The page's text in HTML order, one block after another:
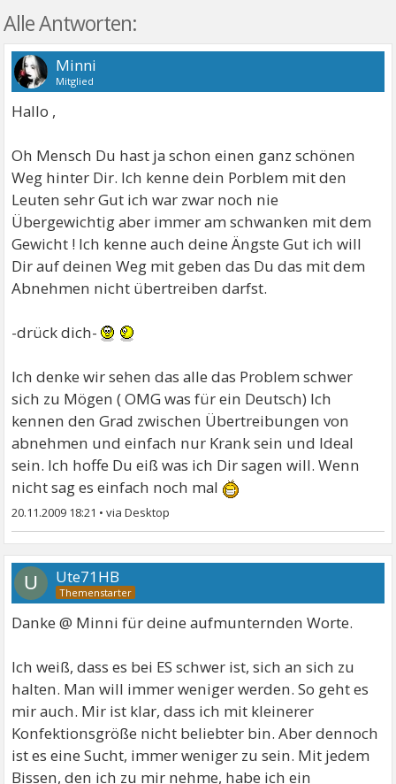
Alle Antworten:
Minni
Mitglied
Hallo ,
Oh Mensch Du hast ja schon einen ganz schönen
Weg hinter Dir. Ich kenne dein Porblem mit den
Leuten sehr Gut ich war zwar noch nie
Übergewichtig aber immer am schwanken mit dem
Gewicht ! Ich kenne auch deine Ängste Gut ich will
Dir auf deinen Weg mit geben das Du das mit dem
Abnehmen nicht übertreiben darfst.
-drück dich-
Ich denke wir sehen das alle das Problem schwer
sich zu Mögen ( OMG was für ein Deutsch) Ich
kennen den Grad zwischen Übertreibungen von
abnehmen und einfach nur Krank sein und Ideal
sein. Ich hoffe Du eiß was ich Dir sagen will. Wenn
nicht sag es einfach noch mal
20.11.2009 18:21 •
U Ute71HB
Danke @ Minni für deine aufmunternden Worte.
Ich weiß, dass es bei ES schwer ist, sich an sich zu
halten. Man will immer weniger werden. So geht es
mir auch. Mir ist klar, dass ich mit kleinerer
Konfektionsgröße nicht beliebter bin. Aber dennoch
ist es eine Sucht, immer weniger zu sein. Mit jedem
Bissen, den ich zu mir nehme, habe ich ein